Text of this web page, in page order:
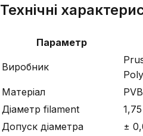
Технічні
Параметр
Виробник
Матеріал
Діаметр filament
Допуск діаметра
±